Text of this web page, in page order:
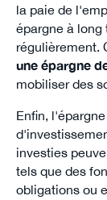
la paie de
épargne à long
régulièrement.
une épargne
mobiliser des
Enfin,
investies
tels que des
obligations ou